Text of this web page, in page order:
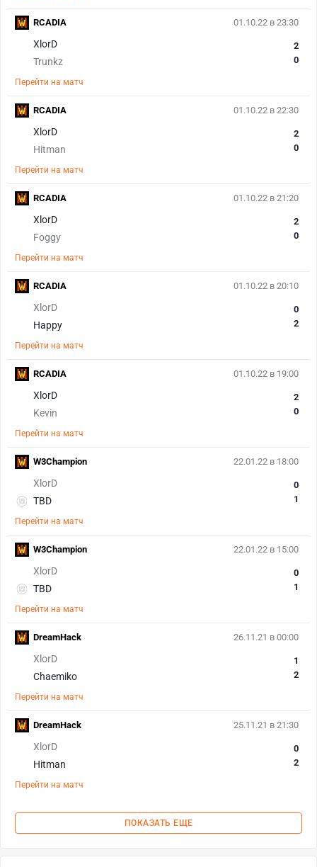
01.10.22 в 23:30
XlorD
Trunkz
2
0
Перейти на матч
RCADIA
01.10.22 в 22:30
XlorD
Hitman
2
0
Перейти на матч
RCADIA
01.10.22 в 21:20
XlorD
Foggy
2
0
Перейти на матч
RCADIA
01.10.22 в 20:10
XlorD
Happy
0
2
Перейти на матч
RCADIA
01.10.22 в 19:00
XlorD
Kevin
2
0
Перейти на матч
RCADIA
22.01.22 в 18:00
XlorD
TBD
0
1
Перейти на матч
W3Champion
22.01.22 в 15:00
XlorD
TBD
0
1
Перейти на матч
W3Champion
26.11.21 в 00:00
XlorD
Chaemiko
1
2
Перейти на матч
DreamHack
25.11.21 в 21:30
XlorD
Hitman
0
2
Перейти на матч
DreamHack
ПОКАЗАТЬ ЕЩЕ